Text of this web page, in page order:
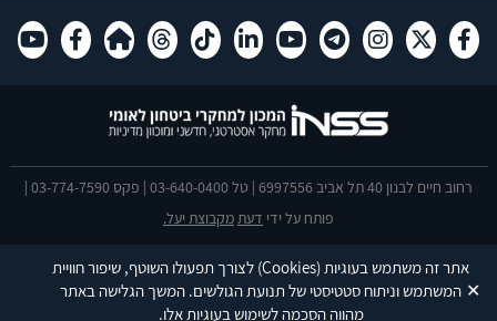
אתר זה משתמש בעוגיות(Cookies) לצורך תפעולו השוטף, שיפור חוויית
המשתמש וניתוח סטטיסטי של תנועת הגולשים. המשך הגלישה באתר
מהווה הסכמה לשימוש בעוגיות אלו.
✕
רחוב חיים לבנון 40 תל אביב 6997556 | טל 03-640-0400 | פקס 03-774-7590 |
פותח על ידי דעתמקבוצת יעל.
This site is protected by reCAPTCHA and the Google Privacy Policyand
Terms of Service apply.